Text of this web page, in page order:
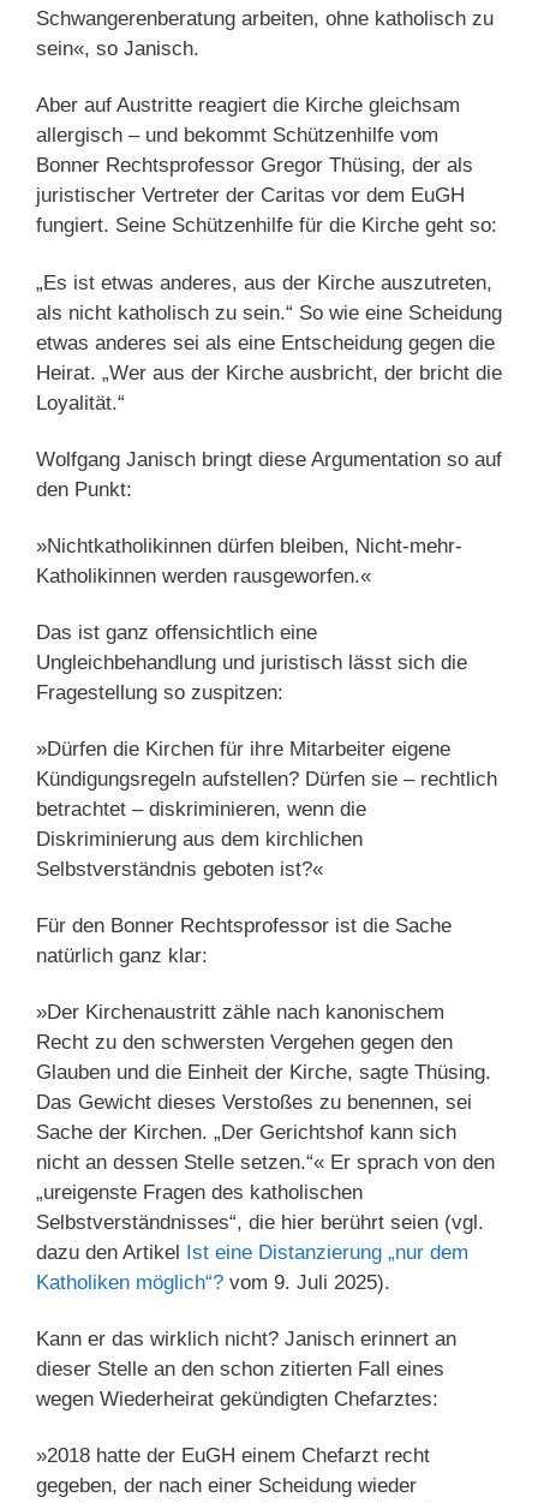
Schwangerenberatung arbeiten, ohne katholisch zu
sein«, so Janisch.
Aber auf Austritte reagiert die Kirche gleichsam
allergisch – und bekommt Schützenhilfe vom
Bonner Rechtsprofessor Gregor Thüsing, der als
juristischer Vertreter der Caritas vor dem EuGH
fungiert. Seine Schützenhilfe für die Kirche geht so:
„Es ist etwas anderes, aus der Kirche auszutreten,
als nicht katholisch zu sein.“ So wie eine Scheidung
etwas anderes sei als eine Entscheidung gegen die
Heirat. „Wer aus der Kirche ausbricht, der bricht die
Loyalität.“
Wolfgang Janisch bringt diese Argumentation so auf
den Punkt:
»Nichtkatholikinnen dürfen bleiben, Nicht-mehr-
Katholikinnen werden rausgeworfen.«
Das ist ganz offensichtlich eine
Ungleichbehandlung und juristisch lässt sich die
Fragestellung so zuspitzen:
»Dürfen die Kirchen für ihre Mitarbeiter eigene
Kündigungsregeln aufstellen? Dürfen sie – rechtlich
betrachtet – diskriminieren, wenn die
Diskriminierung aus dem kirchlichen
Selbstverständnis geboten ist?«
Für den Bonner Rechtsprofessor ist die Sache
natürlich ganz klar:
»Der Kirchenaustritt zähle nach kanonischem
Recht zu den schwersten Vergehen gegen den
Glauben und die Einheit der Kirche, sagte Thüsing.
Das Gewicht dieses Verstoßes zu benennen, sei
Sache der Kirchen. „Der Gerichtshof kann sich
nicht an dessen Stelle setzen.“« Er sprach von den
„ureigenste Fragen des katholischen
Selbstverständnisses“, die hier berührt seien (vgl.
dazu den Artikel Ist eine Dis­tan­zie­rung „nur dem
Katho­liken mög­lich“? vom 9. Juli 2025).
Kann er das wirklich nicht? Janisch erinnert an
dieser Stelle an den schon zitierten Fall eines
wegen Wiederheirat gekündigten Chefarztes:
»2018 hatte der EuGH einem Chefarzt recht
gegeben, der nach einer Scheidung wieder